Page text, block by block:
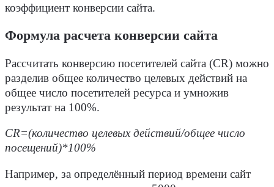
коэффициент конверсии сайта.
Формула расчета конверсии сайта
Рассчитать конверсию посетителей сайта (CR) можно
разделив общее количество целевых действий на
общее число посетителей ресурса и умножив
результат на 100%.
CR=(количество целевых действий/общее число
посещений)*100%
Например, за определённый период времени сайт